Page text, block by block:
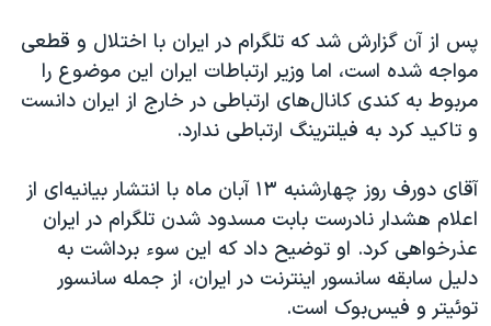
پس از آن گزارش شد که تلگرام در ایران با اختلال و قطعی
مواجه شده است، اما وزیر ارتباطات ایران این موضوع را
مربوط به کندی کانال‌های ارتباطی در خارج از ایران دانست
و تاکید کرد به فیلترینگ ارتباطی ندارد.
آقای دورف روز چهارشنبه ۱۳ آبان ماه با انتشار بیانیه‌ای از
اعلام هشدار نادرست بابت مسدود شدن تلگرام در ایران
عذرخواهی کرد. او توضیح داد که این سوء برداشت به
دلیل سابقه سانسور اینترنت در ایران، از جمله سانسور
توئیتر و فیس‌بوک است.